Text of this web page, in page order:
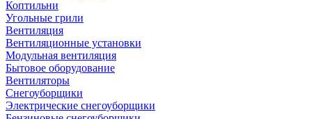
Коптильни
Угольные грили
Вентиляция
Вентиляционные установки
Модульная вентиляция
Бытовое оборудование
Вентиляторы
Снегоуборщики
Электрические снегоуборщики